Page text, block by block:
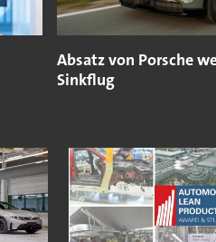
Absatz von Porsche
Sinkflug